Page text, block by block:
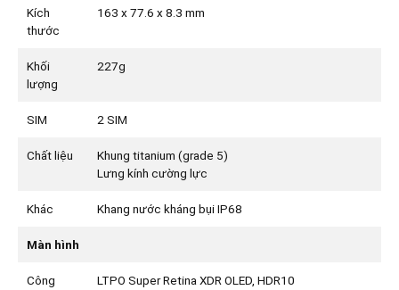
Kích
thước
163 x 77.6 x 8.3 mm
Khối
lượng
227g
SIM 2 SIM
Chất liệu
Khung titanium (grade 5)
Lưng kính cường lực
Khác Khang nước kháng bụi IP68
Màn hình
Công
LTPO Super Retina XDR OLED, HDR10